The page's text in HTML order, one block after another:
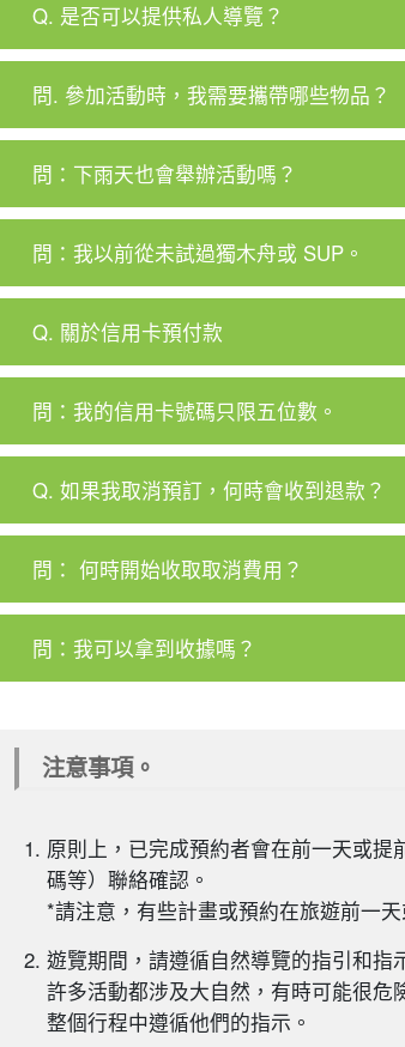
Q. 是否可以提供私人導覽？
問. 參加活動時，我需要攜帶哪些物品？
問：下雨天也會舉辦活動嗎？
問：我以前從未試過獨木舟或 SUP。
Q. 關於信用卡預付款
問：我的信用卡號碼只限五位數。
Q. 如果我取消預訂，何時會收到退款？
問： 何時開始收取取消費用？
問：我可以拿到收據嗎？
注意事項。
原則上，已完成預約者會在前一天或
碼等）聯絡確認。
*請注意，有些計畫或預約在旅遊前一
遊覽期間，請遵循自然導覽的指引和指
許多活動都涉及大自然，有時可能很
整個行程中遵循他們的指示。